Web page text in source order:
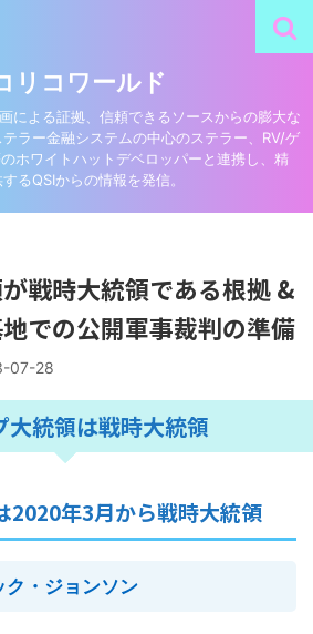
リコワールド
による証拠、信頼できるソースからの膨大な
ラー金融システムの中心のステラー、RV/ゲ
ホワイトハットデベロッパーと連携し、精
るQSIからの情報を発信。
戦時大統領である根拠 &
での公開軍事裁判の準備
07-28
大統領は戦時大統領
2020年3月から戦時大統領
・ジョンソン